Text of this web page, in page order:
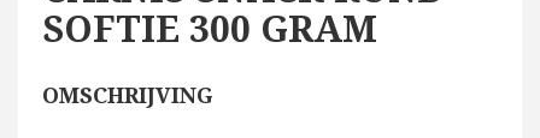
SOFTIE 300 GRAM
OMSCHRIJVING